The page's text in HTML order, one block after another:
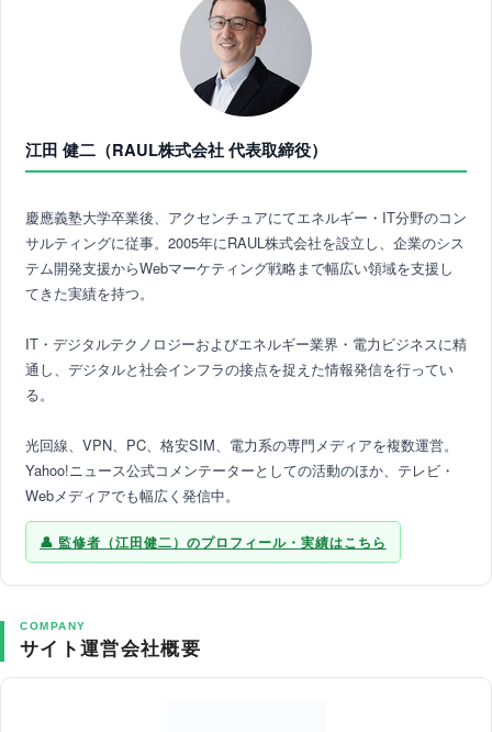
江田 健二（RAUL株式会社 代表取締役）
慶應義塾大学卒業後、アクセンチュアにてエネルギー・IT分野のコン
サルティングに従事。2005年にRAUL株式会社を設立し、企業のシス
テム開発支援からWebマーケティング戦略まで幅広い領域を支援し
てきた実績を持つ。
IT・デジタルテクノロジーおよびエネルギー業界・電力ビジネスに精
通し、デジタルと社会インフラの接点を捉えた情報発信を行ってい
る。
光回線、VPN、PC、格安SIM、電力系の専門メディアを複数運営。
Yahoo!ニュース公式コメンテーターとしての活動のほか、テレビ・
Webメディアでも幅広く発信中。
監修者（江田健二）のプロフィール・実績はこちら
COMPANY
サイト運営会社概要